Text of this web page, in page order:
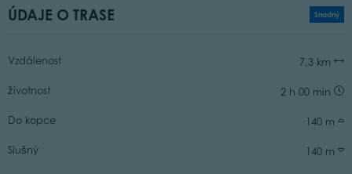
ÚDAJE O TRASE Snadný
Vzdálenost 7,3 km
životnost 2 h 00 min
Do kopce 140 m
Slušný 140 m